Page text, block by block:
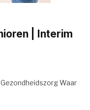
| Interim
Waar